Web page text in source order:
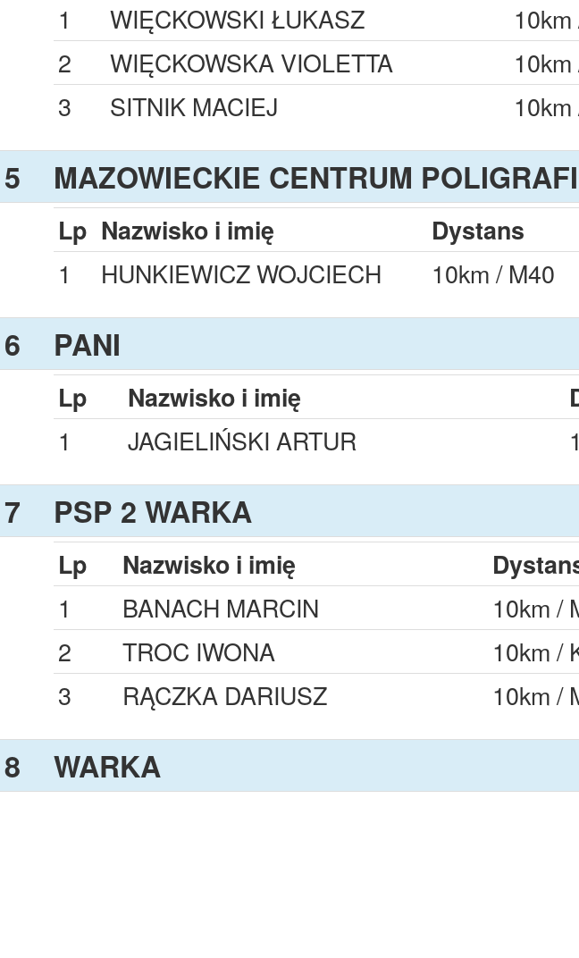
1 WIĘCKOWSKI ŁUKASZ
2
WIĘCKOWSKA VIOLETTA
3
SITNIK MACIEJ
5 MAZOWIECKIE CENTRUM
Lp Nazwisko i imię Dystans
1 HUNKIEWICZ WOJCIECH 10km / M40
6 PANI
Lp Nazwisko i imię
1 JAGIELIŃSKI ARTUR
7 PSP 2 WARKA
Lp Nazwisko i imię
1 BANACH MARCIN 10km /
2
TROC IWONA 10km /
3
RĄCZKA DARIUSZ 10km /
8 WARKA